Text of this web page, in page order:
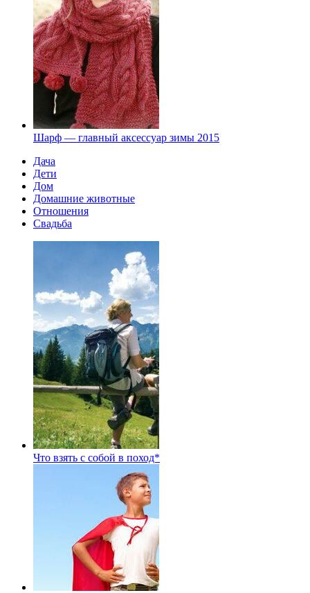
Шарф — главный аксессуар зимы 2015
Дача
Дети
Дом
Домашние животные
Отношения
Свадьба
Что взять с собой в поход*